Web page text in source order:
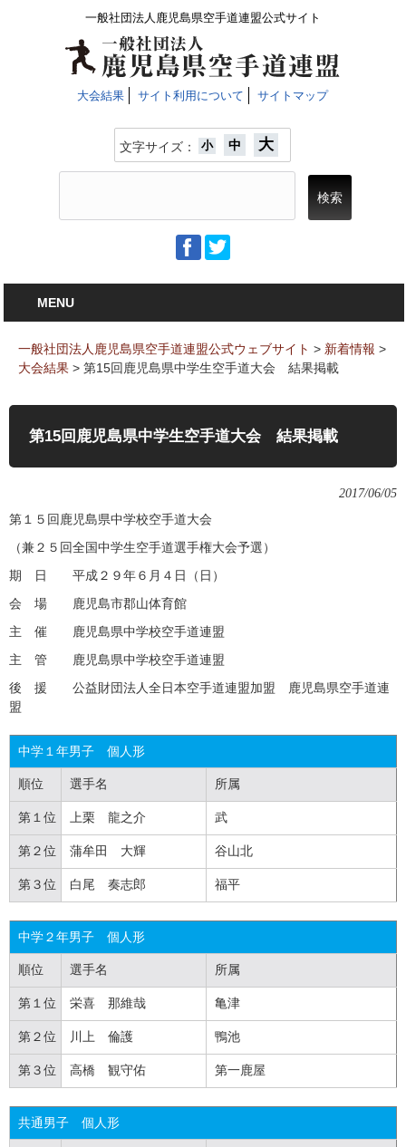
一般社団法人鹿児島県空手道連盟公式サイト
大会結果 サイト利用について サイトマップ
文字サイズ： 小 中 大
MENU
一般社団法人鹿児島県空手道連盟公式ウェブサイト > 新着情報 >
大会結果 > 第15回鹿児島県中学生空手道大会 結果掲載
第15回鹿児島県中学生空手道大会 結果掲載
2017/06/05
第１５回鹿児島県中学校空手道大会
（兼２５回全国中学生空手道選手権大会予選）
期 日 平成２９年６月４日（日）
会 場 鹿児島市郡山体育館
主 催 鹿児島県中学校空手道連盟
主 管 鹿児島県中学校空手道連盟
後 援 公益財団法人全日本空手道連盟加盟 鹿児島県空手道連
盟
中学１年男子 個人形
順位 選手名 所属
第１位 上栗 龍之介 武
第２位 蒲牟田 大輝 谷山北
第３位 白尾 奏志郎 福平
中学２年男子 個人形
順位 選手名 所属
第１位 栄喜 那維哉 亀津
第２位 川上 倫護 鴨池
第３位 高橋 観守佑 第一鹿屋
共通男子 個人形